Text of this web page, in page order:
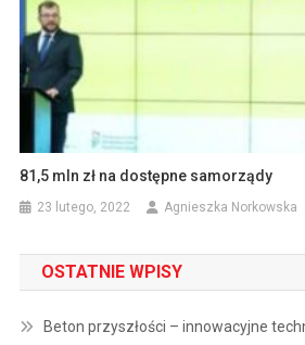
81,5 mln zł na dostępne samorządy
23 lutego, 2022 Agnieszka Norkowska
OSTATNIE WPISY
Beton przyszłości – innowacyjne